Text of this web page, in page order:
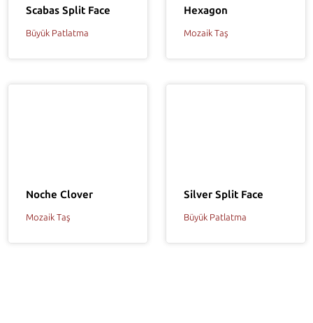
Scabas Split Face
Büyük Patlatma
Hexagon
Mozaik Taş
Noche Clover
Mozaik Taş
Silver Split Face
Büyük Patlatma